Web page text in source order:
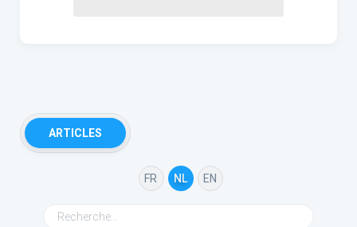
ARTICLES
FR NL EN